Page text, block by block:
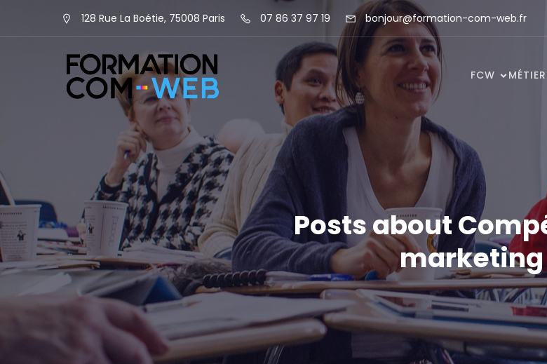
128 Rue La Boétie, 75008 Paris 07 86 37 97 19 bonjour@formation-com-web.fr
FCW
Posts about
marketing